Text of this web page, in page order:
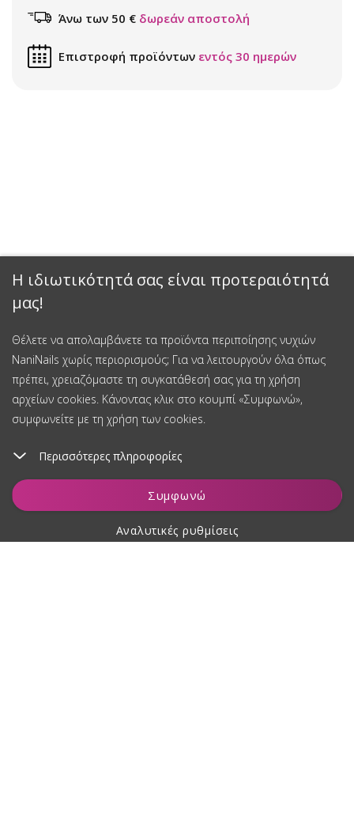
Η ιδιωτικότητά σας είναι προτεραιότητά
μας!
Θέλετε να απολαμβάνετε τα προϊόντα περιποίησης νυχιών
NaniNails χωρίς περιορισμούς; Για να λειτουργούν όλα όπως
πρέπει, χρειαζόμαστε τη συγκατάθεσή σας για τη χρήση
αρχείων cookies. Κάνοντας κλικ στο κουμπί «Συμφωνώ»,
συμφωνείτε με τη χρήση των cookies.
Περισσότερες πληροφορίες
Συμφωνώ
Αναλυτικές ρυθμίσεις
Προσθήκη στο καλάθι
Άνω των 50 € δωρεάν αποστολή
Επιστροφή προϊόντων εντός 30 ημερών